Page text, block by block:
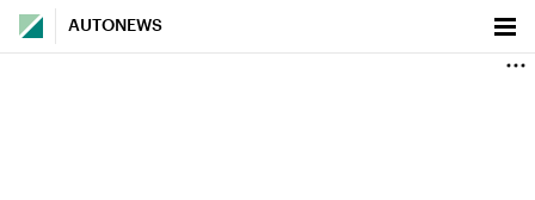
AUTONEWS